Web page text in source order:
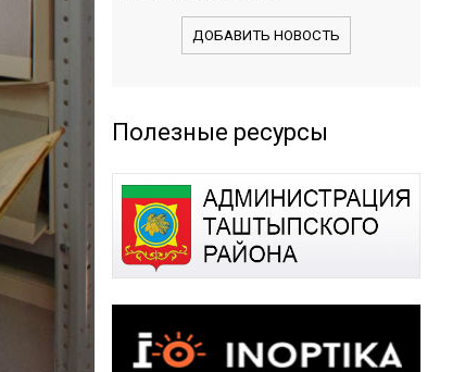
ДОБАВИТЬ НОВОСТЬ
Полезные ресурсы